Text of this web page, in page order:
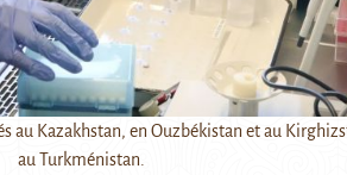
au Kazakhstan, en Ouzbékistan et au
au Turkménistan.